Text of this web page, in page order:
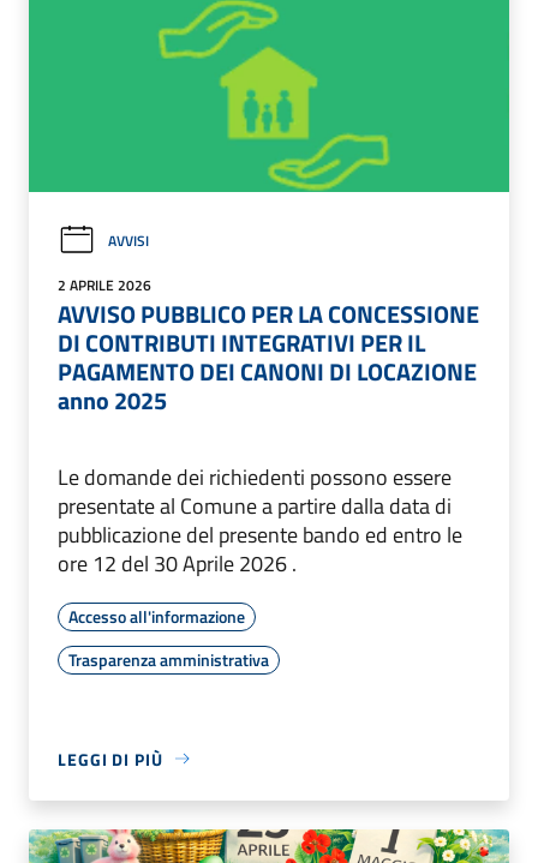
AVVISI
2 APRILE 2026
AVVISO PUBBLICO PER LA CONCESSIONE
DI CONTRIBUTI INTEGRATIVI PER IL
PAGAMENTO DEI CANONI DI LOCAZIONE
anno 2025
Le domande dei richiedenti possono essere
presentate al Comune a partire dalla data di
pubblicazione del presente bando ed entro le
ore 12 del 30 Aprile 2026 .
Accesso all'informazione
Trasparenza amministrativa
LEGGI DI PIÙ